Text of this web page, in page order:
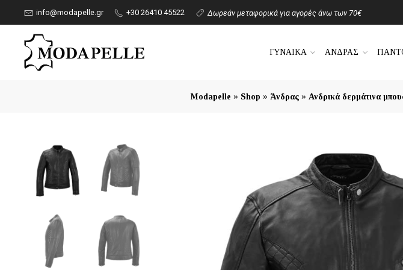
info@modapelle.gr +30 26410 45522 Δωρεάν μεταφορικά για αγορές άνω των 70€
ΓΥΝΑΙΚΑ ΑΝΔΡΑΣ
Modapelle » Shop » Άνδρας » Ανδρικά δερμάτινα